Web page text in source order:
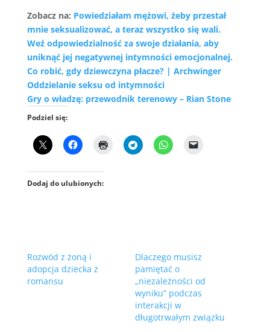
Zobacz na: Powiedziałam mężowi, żeby przestał
mnie seksualizować, a teraz wszystko się wali.
Weź odpowiedzialność za swoje działania, aby
uniknąć jej negatywnej intymności emocjonalnej.
Co robić, gdy dziewczyna płacze? | Archwinger
Oddzielanie seksu od intymności
Gry o władzę: przewodnik terenowy – Rian Stone
Podziel się:
Dodaj do ulubionych:
Rozwód z żoną i
adopcja dziecka z
romansu
Dlaczego musisz
pamiętać o
„niezależności od
wyniku” podczas
interakcji w
długotrwałym związku